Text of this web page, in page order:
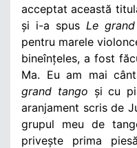
acceptat această
și i-a spus Le
pentru marele
bineînțeles, a fost
Ma. Eu am mai
grand tango și cu
aranjament scris de
grupul meu de
privește prima